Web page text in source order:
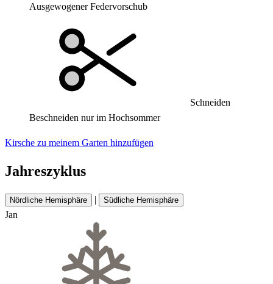
Ausgewogener Federvorschub
Schneiden
Beschneiden nur im Hochsommer
Kirsche zu meinem Garten hinzufügen
Jahreszyklus
Nördliche Hemisphäre | Südliche Hemisphäre
Jan